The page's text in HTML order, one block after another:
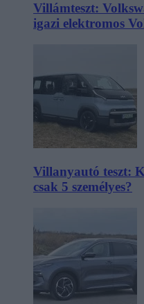
Villámteszt:
igazi elektromos
Villanyautó teszt:
csak 5 személyes?